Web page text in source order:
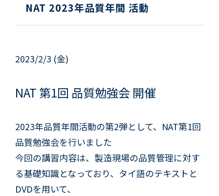
NAT 2023年品質年間 活動
2023/2/3 (金)
NAT 第1回 品質勉強会 開催
2023年品質年間活動の第2弾として、NAT第1回
品質勉強会を行いました
今回の講習内容は、製造現場の品質管理に対す
る基礎知識となっており、タイ語のテキストと
DVDを用いて、